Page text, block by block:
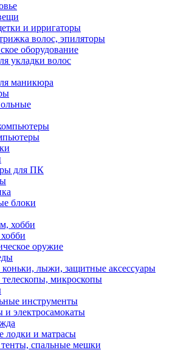
и ирригаторы
волос, эпиляторы
оборудование
укладки волос
маникюра
для ПК
блоки
оружие
лыжи, защитные аксессуары
микроскопы
инструменты
и электросамокаты
лодки и матрасы
спальные мешки